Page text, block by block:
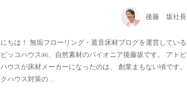
後藤 坂社長
ちは！ 無垢フローリング・遮音床材ブログを運営している
ッコハウス㈱、自然素材のパイオニア後藤坂です。 アトピ
ウスが床材メーカーになったのは、 創業まもない頃です。
ハウス対策の…